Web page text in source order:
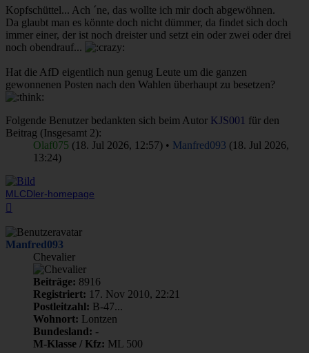
Kopfschüttel... Ach ´ne, das wollte ich mir doch abgewöhnen.
Da glaubt man es könnte doch nicht dümmer, da findet sich doch
immer einer, der ist noch dreister und setzt ein oder zwei oder drei
noch obendrauf...
Hat die AfD eigentlich nun genug Leute um die ganzen
gewonnenen Posten nach den Wahlen überhaupt zu besetzen?
Folgende Benutzer bedankten sich beim Autor KJS001 für den
Beitrag (Insgesamt 2):
Olaf075 (18. Jul 2026, 12:57) • Manfred093 (18. Jul 2026,
13:24)
MLCDler-homepage
Manfred093
Chevalier
Beiträge: 8916
Registriert: 17. Nov 2010, 22:21
Postleitzahl: B-47...
Wohnort: Lontzen
Bundesland: -
M-Klasse / Kfz: ML 500